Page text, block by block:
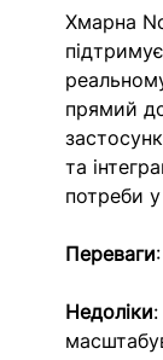
Хмарна
прямий
та
потреби
Переваги
Недоліки